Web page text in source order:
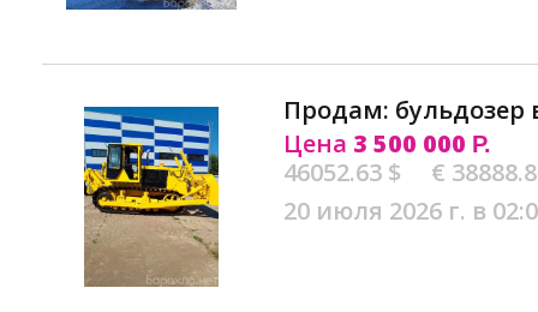
Продам: бульдозер
Цена 3 500 000 Р.
46052.63 $
€
20 июля 2026 г. в